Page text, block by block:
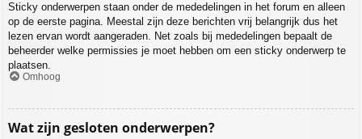
Sticky onderwerpen staan onder de mededelingen in het forum en alleen
op de eerste pagina. Meestal zijn deze berichten vrij belangrijk dus het
lezen ervan wordt aangeraden. Net zoals bij mededelingen bepaalt de
beheerder welke permissies je moet hebben om een sticky onderwerp te
plaatsen.
Omhoog
Wat zijn gesloten onderwerpen?